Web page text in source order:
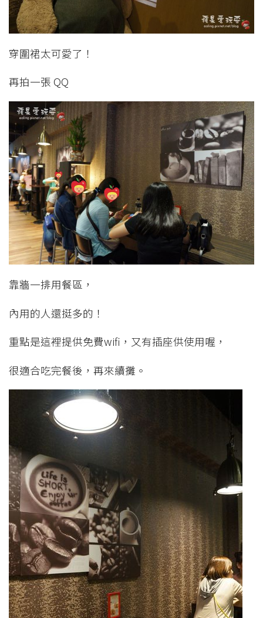
穿圍裙太可愛了！
再拍一張 QQ
靠牆一排用餐區，
內用的人還挺多的！
重點是這裡提供免費wifi，又有插座供使用喔，
很適合吃完餐後，再來續攤。